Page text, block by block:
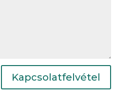
Kapcsolatfelvétel